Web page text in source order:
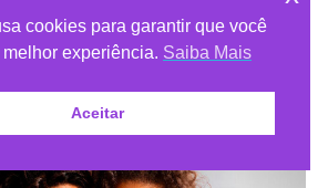
Sally e muitos outros! Saiba mais
dos 16…
cookies para garantir que você
experiência. Saiba Mais
Aceitar